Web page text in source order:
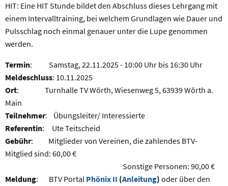
HIT: Eine HIT Stunde bildet den Abschluss dieses Lehrgang mit
einem Intervalltraining, bei welchem Grundlagen wie Dauer und
Pulsschlag noch einmal genauer unter die Lupe genommen
werden.
Termin: Samstag, 22.11.2025 - 10:00 Uhr bis 16:30 Uhr
Meldeschluss: 10.11.2025
Ort: Turnhalle TV Wörth, Wiesenweg 5, 63939 Wörth a.
Main
Teilnehmer: Übungsleiter/ Interessierte
Referentin: Ute Teitscheid
Gebühr: Mitglieder von Vereinen, die zahlendes BTV-
Mitglied sind: 60,00 €
Sonstige Personen: 90,00 €
Meldung: BTV Portal Phönix II (Anleitung) oder über den